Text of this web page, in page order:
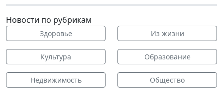
Новости по рубрикам
Здоровье Из жизни
Культура Образование
Недвижимость Общество